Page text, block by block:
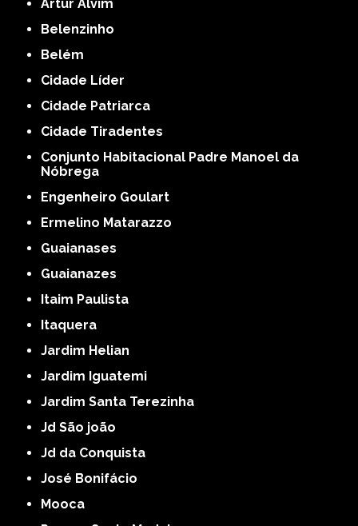
Artur Alvim
Belenzinho
Belém
Cidade Líder
Cidade Patriarca
Cidade Tiradentes
Conjunto Habitacional Padre Manoel da
Nóbrega
Engenheiro Goulart
Ermelino Matarazzo
Guaianases
Guaianazes
Itaim Paulista
Itaquera
Jardim Helian
Jardim Iguatemi
Jardim Santa Terezinha
Jd São joão
Jd da Conquista
José Bonifácio
Mooca